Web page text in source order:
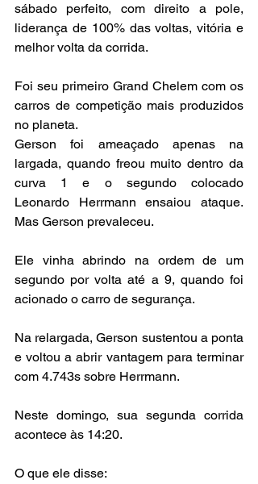
sábado perfeito, com direito a pole,
liderança de 100% das voltas, vitória e
melhor volta da corrida.
Foi seu primeiro Grand Chelem com os
carros de competição mais produzidos
no planeta.
Gerson foi ameaçado apenas na
largada, quando freou muito dentro da
curva 1 e o segundo colocado
Leonardo Herrmann ensaiou ataque.
Mas Gerson prevaleceu.
Ele vinha abrindo na ordem de um
segundo por volta até a 9, quando foi
acionado o carro de segurança.
Na relargada, Gerson sustentou a ponta
e voltou a abrir vantagem para terminar
com 4.743s sobre Herrmann.
Neste domingo, sua segunda corrida
acontece às 14:20.
O que ele disse: